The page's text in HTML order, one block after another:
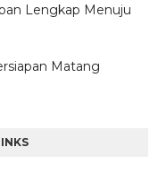
Lengkap Menuju
Matang